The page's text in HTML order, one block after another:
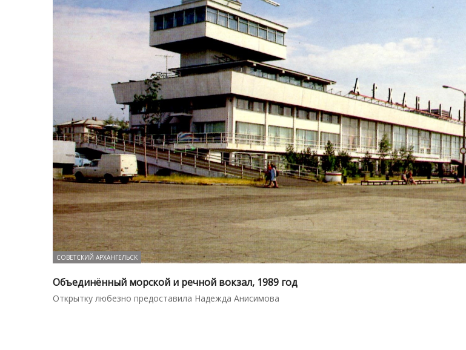
СОВЕТСКИЙ АРХАНГЕЛЬСК
Объединённый морской и речной вокзал, 1989 год
Открытку любезно предоставила Надежда Анисимова